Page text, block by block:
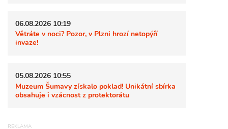
06.08.2026 10:19
Větráte v noci? Pozor, v Plzni hrozí netopýří
invaze!
05.08.2026 10:55
Muzeum Šumavy získalo poklad! Unikátní sbírka
obsahuje i vzácnost z protektorátu